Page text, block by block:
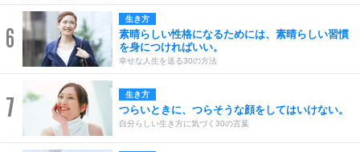
6
生き方
素晴らしい性格になるためには、素晴らしい習慣
を身につければいい。
幸せな人生を送る30の方法
7 生き方
つらいときに、つらそうな顔をしてはいけない。
自分らしい生き方に気づく30の言葉